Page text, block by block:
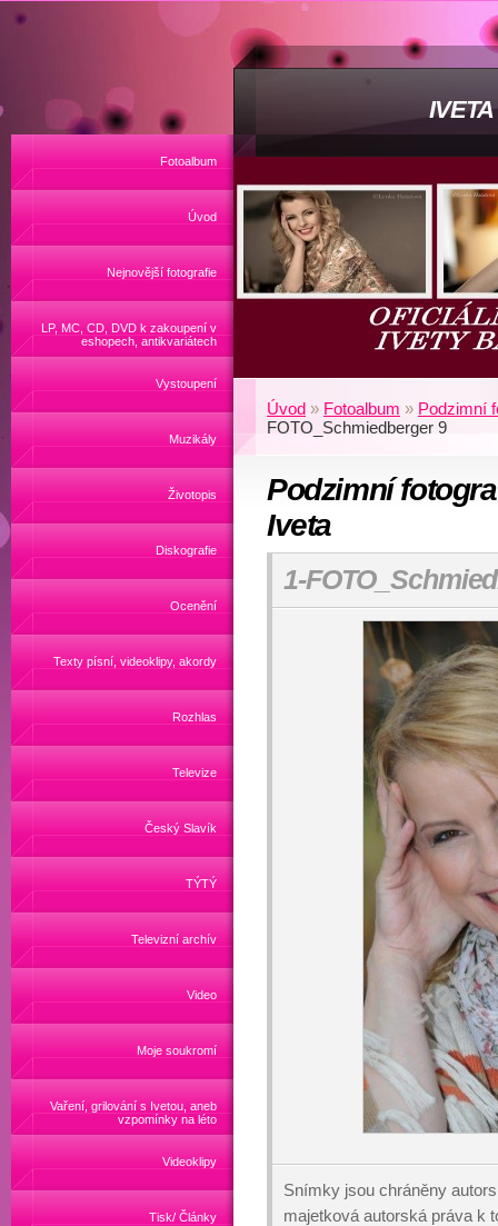
Fotoalbum
Úvod
Nejnovější fotografie
LP, MC, CD, DVD k zakoupení v
eshopech, antikvariátech
Vystoupení
Muzikály
Životopis
Diskografie
Ocenění
Texty písní, videoklipy, akordy
Rozhlas
Televize
Český Slavík
TÝTÝ
Televizní archív
Video
Moje soukromí
Vaření, grilování s Ivetou, aneb
vzpomínky na léto
Videoklipy
Tisk/ Články
Úvod » Fotoalbum » Podzimní
FOTO_Schmiedberger 9
Podzimní
Iveta
1-
Snímky jsou chráněny
majetková autorská práva k